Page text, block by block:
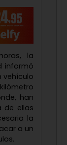
la
informó
vehículo
han
de ellas
la
a un